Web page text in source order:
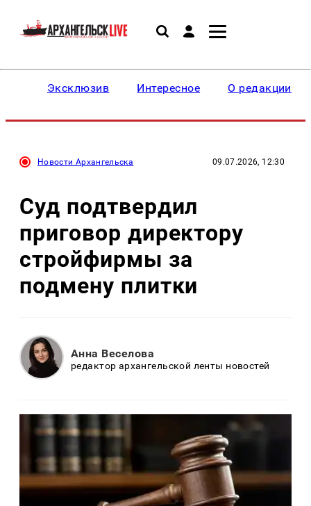
Эксклюзив Интересное О редакции
Новости Архангельска 09.07.2026, 12:30
Суд подтвердил
приговор директору
стройфирмы за
подмену плитки
Анна Веселова
редактор архангельской ленты новостей